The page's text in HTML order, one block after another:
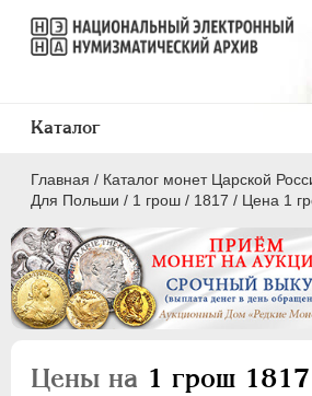
Главная / Каталог монет Царской
Для Польши / 1 грош / 1817 / Цена 1
Цены на 1 грош
Каталог
ПEТР I 1699 - 1725
ПЕТР II 1727-1729